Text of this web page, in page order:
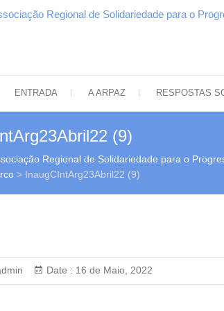
ENTRADA A ARPAZ RESPOSTAS
(9)
Regional de Solidariedade para o
> InaugCIntArg23Abril22 (9)
Date : 16 de Maio, 2022